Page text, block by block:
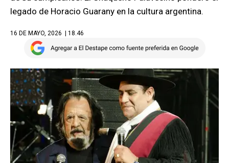
legado de Horacio Guarany en la cultura argentina.
16 DE MAYO, 2026 | 18.46